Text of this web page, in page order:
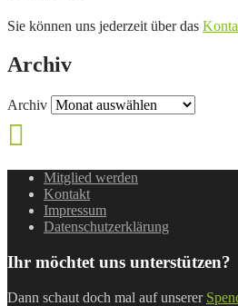
Sie können uns jederzeit über das
Archiv
Archiv
Mitglied werden
Kontakt
Impressum
Datenschutzerklärung
Ihr möchtet uns unterstützen?
Dann schaut doch mal auf unserer